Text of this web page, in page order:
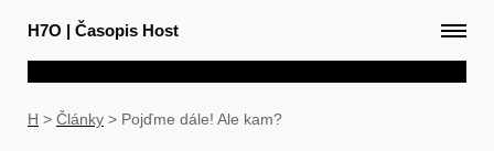
H7O | Časopis Host
H > Články > Pojďme dále! Ale kam?